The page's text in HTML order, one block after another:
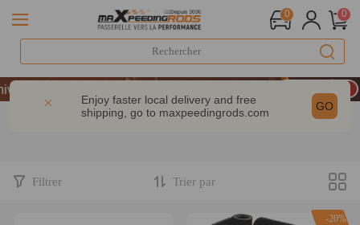
0 0
LIVRAISON GRATUITE À DOMICILE - FR
: -9% | CODE : MXR20TH
200 € – CODE : WELCOME
Enjoy faster local delivery and free
shipping, go to maxpeedingrods.com GO
Filtrer Trier par
-20%